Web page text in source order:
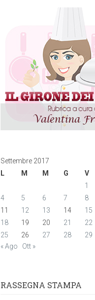
Settembre 2017
L
M M G V
1
4
5 6 7 8
11
12 13 14 15
18
19 20 21 22
25
26 27 28 29
« Ago
Ott »
RASSEGNA STAMPA